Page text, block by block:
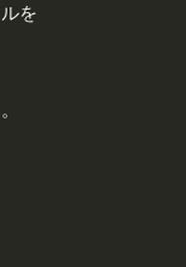
を